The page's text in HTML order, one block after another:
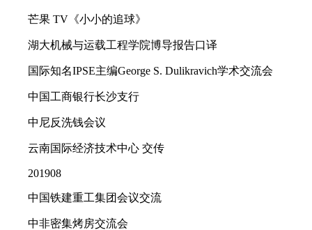
芒果 TV《小小的追球》
湖大机械与运载工程学院博导报告口译
国际知名IPSE主编George S. Dulikravich学术交流会
中国工商银行长沙支行
中尼反洗钱会议
云南国际经济技术中心 交传
201908
中国铁建重工集团会议交流
中非密集烤房交流会